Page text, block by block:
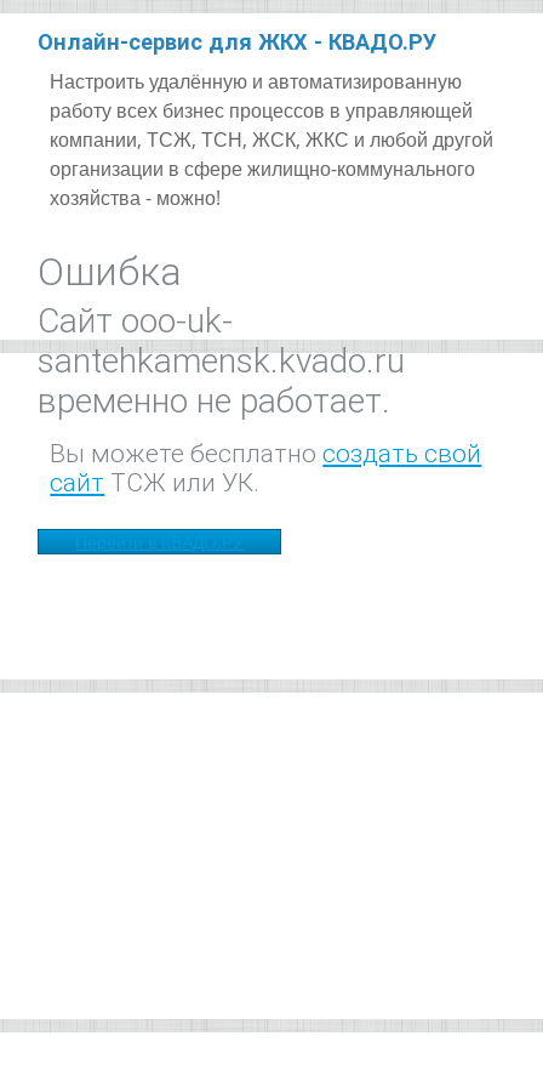
Онлайн-сервис для ЖКХ - КВАДО.РУ
Настроить удалённую и автоматизированную
работу всех бизнес процессов в управляющей
компании, ТСЖ, ТСН, ЖСК, ЖКС и любой другой
организации в сфере жилищно-коммунального
хозяйства - можно!
Ошибка
Сайт ooo-uk-
santehkamensk.kvado.ru
временно не работает.
Вы можете бесплатносоздать свой
сайт ТСЖ или УК.
Перейти в КВАДО.РУ